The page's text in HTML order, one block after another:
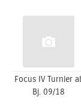
Focus IV Turnier
Bj. 09/18